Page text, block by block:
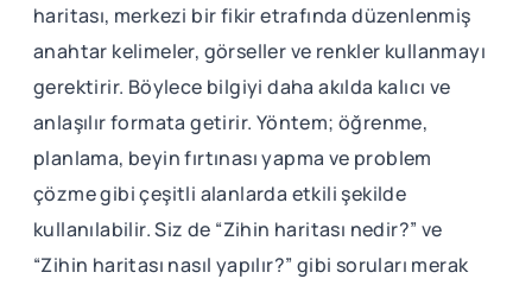
haritası, merkezi bir fikir etrafında düzenlenmiş
anahtar kelimeler, görseller ve renkler kullanmayı
gerektirir. Böylece bilgiyi daha akılda kalıcı ve
anlaşılır formata getirir. Yöntem; öğrenme,
planlama, beyin fırtınası yapma ve problem
çözme gibi çeşitli alanlarda etkili şekilde
kullanılabilir. Siz de “Zihin haritası nedir?” ve
“Zihin haritası nasıl yapılır?” gibi soruları merak